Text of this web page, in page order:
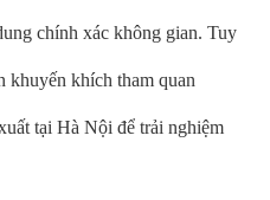
chính xác không gian. Tuy
khuyến khích tham quan
tại Hà Nội để trải nghiệm